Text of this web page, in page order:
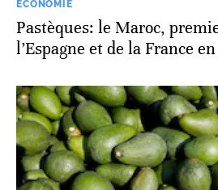
ECONOMIE
Pastèques: le Maroc,
l’Espagne et de la France